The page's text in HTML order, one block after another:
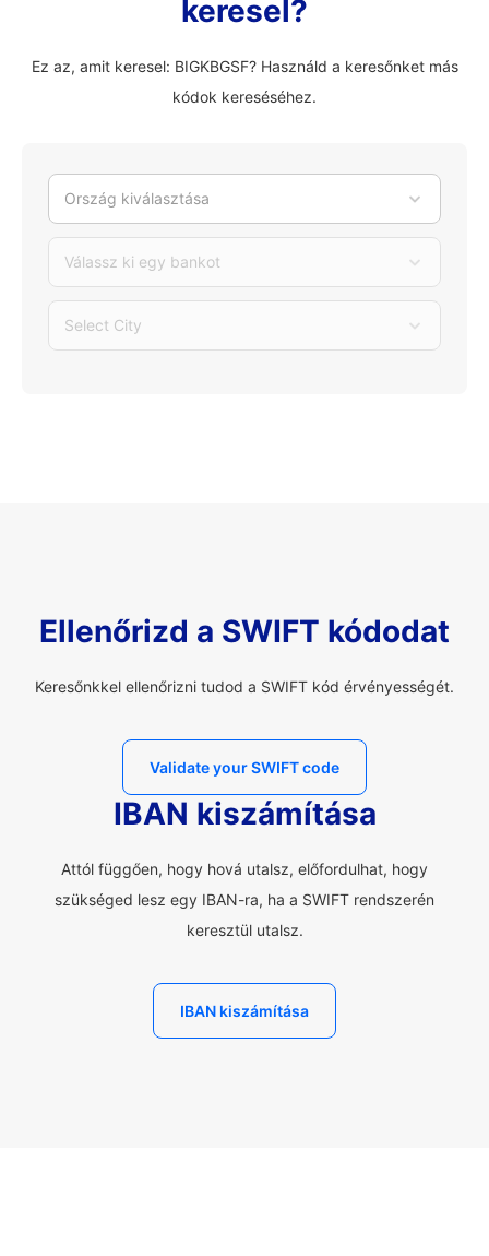
keresel?
Ez az, amit keresel: BIGKBGSF? Használd a keresőnket más
kódok kereséséhez.
Ország kiválasztása
Válassz ki egy bankot
Select City
Ellenőrizd a SWIFT kódodat
Keresőnkkel ellenőrizni tudod a SWIFT kód érvényességét.
Validate your SWIFT code
IBAN kiszámítása
Attól függően, hogy hová utalsz, előfordulhat, hogy
szükséged lesz egy IBAN-ra, ha a SWIFT rendszerén
keresztül utalsz.
IBAN kiszámítása